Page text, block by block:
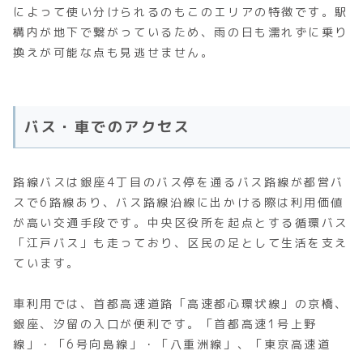
によって使い分けられるのもこのエリアの特徴です。駅
構内が地下で繋がっているため、雨の日も濡れずに乗り
換えが可能な点も見逃せません。
バス・車でのアクセス
路線バスは銀座4丁目のバス停を通るバス路線が都営バ
スで6路線あり、バス路線沿線に出かける際は利用価値
が高い交通手段です。中央区役所を起点とする循環バス
「江戸バス」も走っており、区民の足として生活を支え
ています。
車利用では、首都高速道路「高速都心環状線」の京橋、
銀座、汐留の入口が便利です。「首都高速1号上野
線」・「6号向島線」・「八重洲線」、「東京高速道